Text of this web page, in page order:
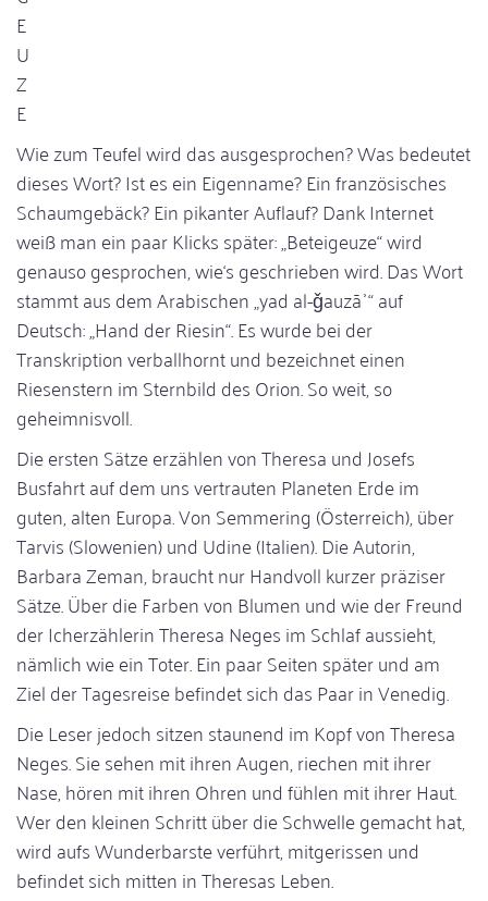
E
U
Z
E
Wie zum Teufel wird das ausgesprochen? Was bedeutet
dieses Wort? Ist es ein Eigenname? Ein französisches
Schaumgebäck? Ein pikanter Auflauf? Dank Internet
weiß man ein paar Klicks später: „Beteigeuze“ wird
genauso gesprochen, wie‘s geschrieben wird. Das Wort
stammt aus dem Arabischen „yad al-ǧauzāʾ“ auf
Deutsch: „Hand der Riesin“. Es wurde bei der
Transkription verballhornt und bezeichnet einen
Riesenstern im Sternbild des Orion. So weit, so
geheimnisvoll.
Die ersten Sätze erzählen von Theresa und Josefs
Busfahrt auf dem uns vertrauten Planeten Erde im
guten, alten Europa. Von Semmering (Österreich), über
Tarvis (Slowenien) und Udine (Italien). Die Autorin,
Barbara Zeman, braucht nur Handvoll kurzer präziser
Sätze. Über die Farben von Blumen und wie der Freund
der Icherzählerin Theresa Neges im Schlaf aussieht,
nämlich wie ein Toter. Ein paar Seiten später und am
Ziel der Tagesreise befindet sich das Paar in Venedig.
Die Leser jedoch sitzen staunend im Kopf von Theresa
Neges. Sie sehen mit ihren Augen, riechen mit ihrer
Nase, hören mit ihren Ohren und fühlen mit ihrer Haut.
Wer den kleinen Schritt über die Schwelle gemacht hat,
wird aufs Wunderbarste verführt, mitgerissen und
befindet sich mitten in Theresas Leben.